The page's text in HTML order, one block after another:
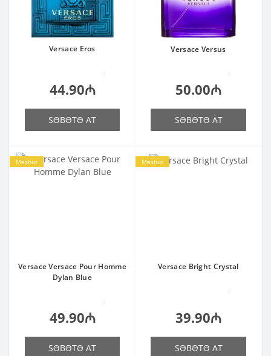
Versace Eros
44.90₼
SƏBƏTƏ AT
Versace Versus
50.00₼
SƏBƏTƏ AT
Məşhur
Versace Versace Pour Homme
Dylan Blue
49.90₼
SƏBƏTƏ AT
Məşhur
Versace Bright Crystal
39.90₼
SƏBƏTƏ AT